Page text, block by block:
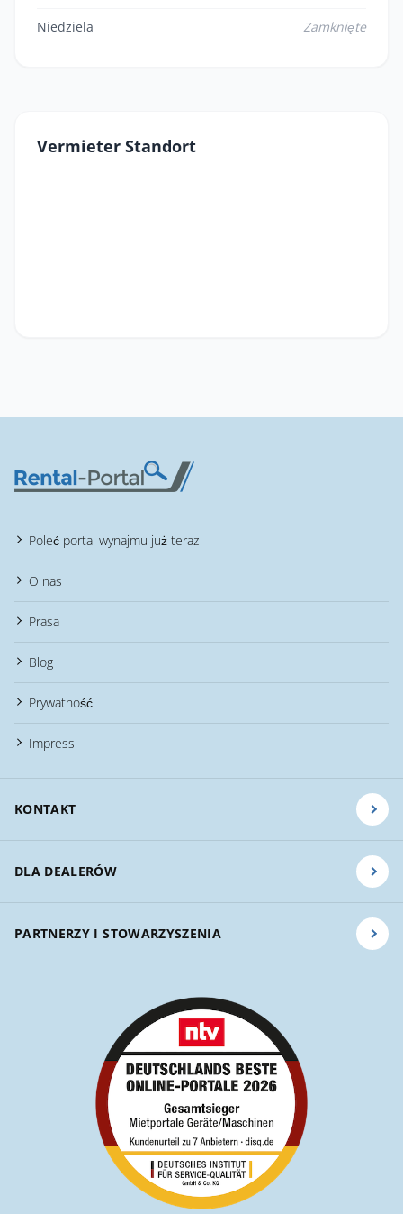
Niedziela Zamknięte
Vermieter Standort
Poleć portal wynajmu już teraz
O nas
Prasa
Blog
Prywatność
Impress
KONTAKT
DLA DEALERÓW
PARTNERZY I STOWARZYSZENIA